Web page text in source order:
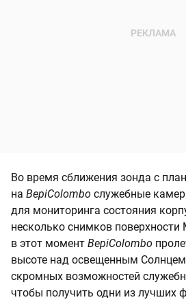
Во время сближения зонда с
на BepiColombo служебные
для мониторинга состояния
несколько снимков
в этот момент BepiColombo
высоте над освещенным
скромных возможностей
чтобы получить одни из лучших